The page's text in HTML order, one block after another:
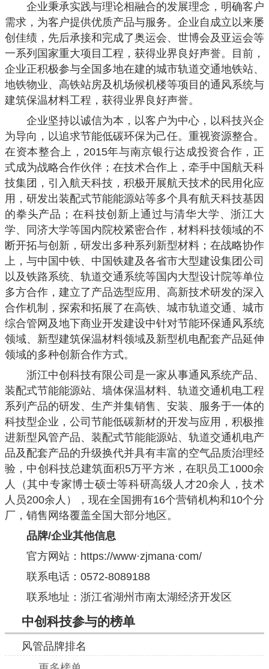
企业秉承实践与理论相融合的发展理念，明确客户
需求，为客户提供优质产品与服务。企业自成立以来屡
创佳绩，先后承接和完成了奥运会、世博会及亚运会等
一系列国家重大项目工程，获得业界良好声誉。目前，
企业正积极参与全国多地在建的城市轨道交通地铁站、
地铁物业、高铁站房及机场候机楼等项目的通风系统与
建筑保温材料工程，获得业界良好声誉。
企业坚持以诚信为本，以客户为中心，以科技兴企
为导向，以追求节能低碳环保为己任。重视资源整合。
在资本整合上，2015年与南京银行达成投资合作，正
式成为战略合作伙伴；在技术合作上，牵手中国航天科
技集团，引入航天科技，积极开展航天技术的民用化应
用，研发出装配式节能能源站等多个具有航天科技基因
的拳头产品；在科技创新上通过与清华大学、浙江大
学、同济大学等国内院校紧密合作，材料科技领域的不
断开拓与创新，研发出多种系列新型材料；在战略协作
上，与中国中铁、中国铁建及各省市大型建设集团公司
以及铁路系统、轨道交通系统等国内大型设计院等单位
多方合作，建立了产品选型应用、高新技术研发的深入
合作机制，探索和拓展了在高铁、城市轨道交通、城市
综合管网及地下商业开发建设中针对节能环保通风系统
领域、新型建筑保温材料领域及新型机电配套产品延伸
领域的多种创新合作方式。
浙江中创科技有限公司是一家从事通风系统产品、
装配式节能能源站、墙体保温材料、轨道交通机电工程
系列产品的研发、生产并集销售、安装、服务于一体的
科技型企业，公司节能低碳新材的开发与应用，积极推
进新型风管产品、装配式节能能源站、轨道交通机电产
品及配套产品的升级换代并具有丰富的空气品质治理经
验，中创科技总建筑面积5万平方米，在职员工1000余
人（其中专家博士硕士等科研高级人才20余人，技术
人员200余人），现在全国拥有16个营销机构和10个分
厂，销售网络覆盖全国大部分地区。
品牌/企业其他信息
官方网站： https://www·zjmana·com/
联系电话：0572-8089188
联系地址：浙江省湖州市南太湖经济开发区
中创科技参与的榜单
风管品牌排名